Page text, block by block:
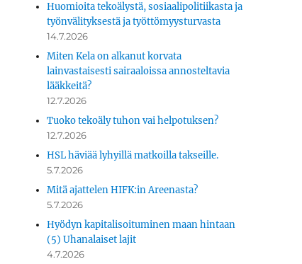
Huomioita tekoälystä, sosiaalipolitiikasta ja
työnvälityksestä ja työttömyysturvasta
14.7.2026
Miten Kela on alkanut korvata
lainvastaisesti sairaaloissa annosteltavia
lääkkeitä?
12.7.2026
Tuoko tekoäly tuhon vai helpotuksen?
12.7.2026
HSL häviää lyhyillä matkoilla takseille.
5.7.2026
Mitä ajattelen HIFK:in Areenasta?
5.7.2026
Hyödyn kapitalisoituminen maan hintaan
(5) Uhanalaiset lajit
4.7.2026